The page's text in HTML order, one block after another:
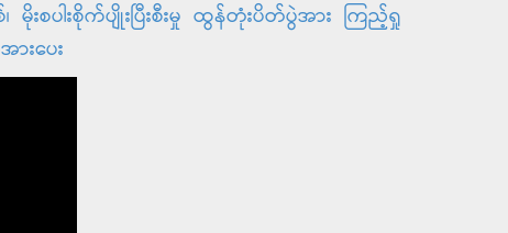
းစပါးစိုက်ပျိုးပြီးစီးမှု ထွန်တုံးပိတ်ပွဲအား ကြည့်ရှု
းပေး